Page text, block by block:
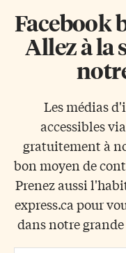
Facebook
Allez à la
Les médias
accessibles
gratuitement à
bon moyen de
Prenez aussi
express.ca pour
dans notre